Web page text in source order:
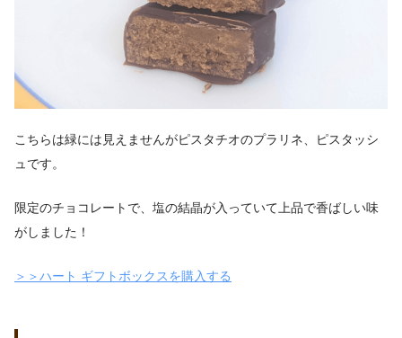
こちらは緑には見えませんがピスタチオのプラリネ、ピスタッシ
ュです。
限定のチョコレートで、塩の結晶が入っていて上品で香ばしい味
がしました！
＞＞ハート ギフトボックスを購入する